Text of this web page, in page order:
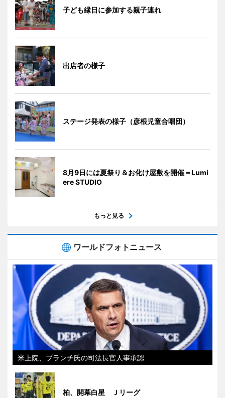
子ども縁日に参加する親子連れ
出店者の様子
ステージ発表の様子（彦根児童合唱団）
8月9日には夏祭り＆お化け屋敷を開催＝Lumi
ere STUDIO
もっと見る
ワールドフォトニュース
米上院、ブランチ氏の司法長官人事承認
柏、開幕白星 Ｊリーグ